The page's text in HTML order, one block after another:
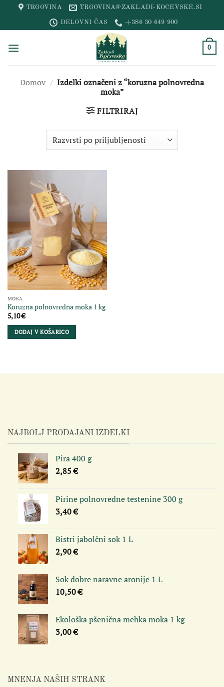
content
TRGOVINA TRGOVINA@ZAKLADI-KOCEVSKE.SI
DELOVNI ČAS +386 30 649 900
0
Domov / Izdelki označeni z “koruzna polnovredna
moka”
FILTRIRAJ
MOKA
Koruzna polnovredna moka 1 kg
5,10€
DODAJ V KOŠARICO
MNENJA NAŠIH STRANK
NAJBOLJ PRODAJANI IZDELKI
Pira 400 g
2,85€
Pirine polnovredne testenine 300 g
3,40€
Bistri jabolčni sok 1 L
2,90€
Sok dobre naravne aronije 1 L
10,50€
Ekološka pšenična mehka moka 1 kg
3,00€